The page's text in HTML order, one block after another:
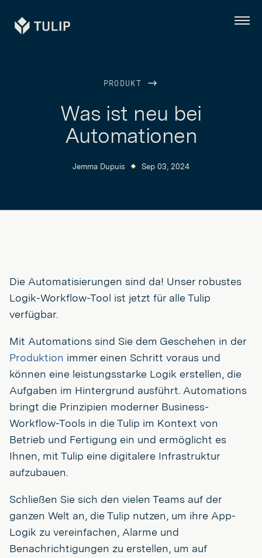
Tulip Menü
PRODUKT
Was ist neu bei
Automationen
Jemma Dupuis Sep 03, 2024
Die Automatisierungen sind da! Unser robustes
Logik-Workflow-Tool ist jetzt für alle Tulip
verfügbar.
Mit Automations sind Sie dem Geschehen in der
Produktion immer einen Schritt voraus und
können eine leistungsstarke Logik erstellen, die
Aufgaben im Hintergrund ausführt. Automations
bringt die Prinzipien moderner Business-
Workflow-Tools in die Tulip im Kontext von
Betrieb und Fertigung ein und ermöglicht es
Ihnen, mit Tulip eine digitalere Infrastruktur
aufzubauen.
Schließen Sie sich den vielen Teams auf der
ganzen Welt an, die Tulip nutzen, um ihre App-
Logik zu vereinfachen, Alarme und
Benachrichtigungen zu erstellen, um auf